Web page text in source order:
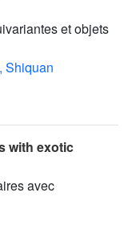
et objets
Shiquan
with exotic
avec